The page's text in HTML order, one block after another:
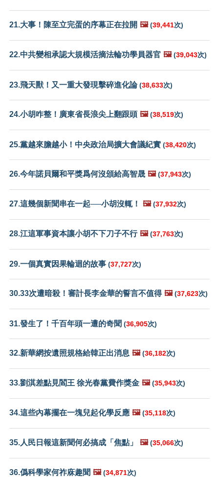
21.大事！陳至立完蛋的序幕正在拉開 🖼️ (39,441次)
22.中共變相承認大規模活摘法輪功學員器官 🖼️ (39,043次)
23.飛天獸！又一重大發現擊碎進化論(38,633次)
24.小胡咋整！廣東省長浪尖上翻跟頭 🖼️ (38,519次)
25.黨越來膽越小！中央政治局擴大會議紀實 (38,420次)
26.今年諾貝爾和平獎爲何沒頒給高智晟 🖼️ (37,943次)
27.這幾個新聞串在一起──小胡沒輒！ 🖼️ (37,932次)
28.江這軍事資本讓小胡不下刀子不行 🖼️ (37,763次)
29.一個真實因果輪迴的故事 (37,727次)
30.33次遭暗殺！審計長李金華的誓言不值得 🖼️ (37,623次)
31.發生了！千百年頭一遭的奇聞 (36,905次)
32.新華網按遺照規格給韓正出消息 🖼️ (36,182次)
33.劉淇差點見閻王 徐光春黨費作獎金 🖼️ (35,943次)
34.這些內幕擺在一塊兒起化學反應 🖼️ (35,118次)
35.人民日報這新聞何必搞成「焦點」 🖼️ (35,066次)
36.僞科學家何祚庥趣聞 🖼️ (34,871次)